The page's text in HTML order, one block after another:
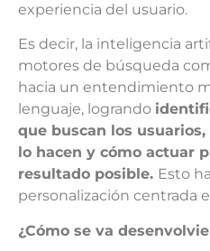
experiencia del usuario.
Es decir, la inteligencia
motores de búsqueda
hacia un entendimiento
lenguaje, logrando
que buscan los
lo hacen y cómo actuar
resultado posible. Esto
personalización centrada
¿Cómo se va